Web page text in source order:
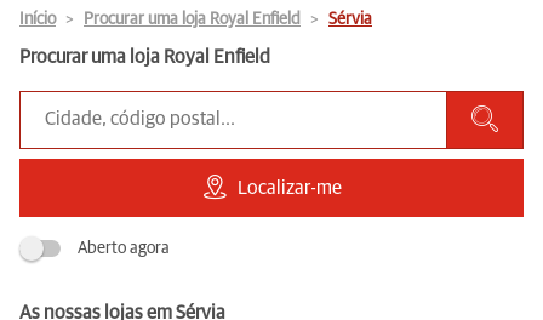
Início Procurar uma loja Royal Enfield Sérvia
Procurar uma loja Royal Enfield
Localizar-me
Aberto agora
As nossas lojas em Sérvia